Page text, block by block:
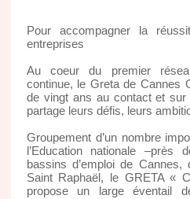
Pour accompagner la
entreprises
Au coeur du premier
continue, le Greta de Cannes
de vingt ans au contact et sur
partage leurs défis, leurs
Groupement d’un nombre
l’Education nationale
bassins d’emploi de
Saint Raphaël, le GRETA «
propose un large éventail